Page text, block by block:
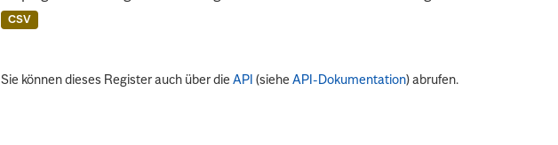
CSV
Sie können dieses Register auch über dieAPI (sieheAPI-Dokumentation) abrufen.